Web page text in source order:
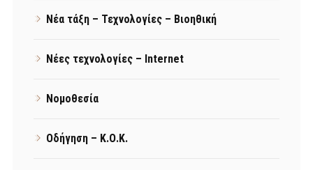
Νέα τάξη – Τεχνολογίες – Βιοηθική
Νέες τεχνολογίες – Internet
Νομοθεσία
Οδήγηση – Κ.Ο.Κ.